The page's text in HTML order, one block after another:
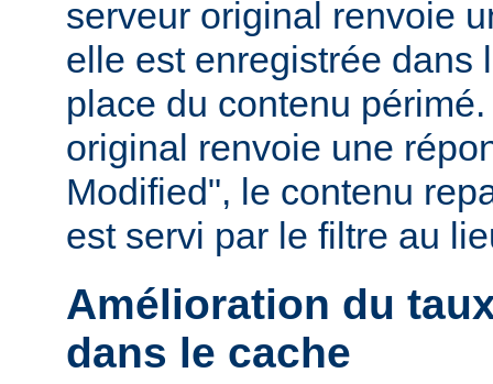
serveur original renvoie
elle est enregistrée dans
place du contenu
original renvoie une
Modified", le contenu
est servi par le filtre au
Amélioration du
dans le cache